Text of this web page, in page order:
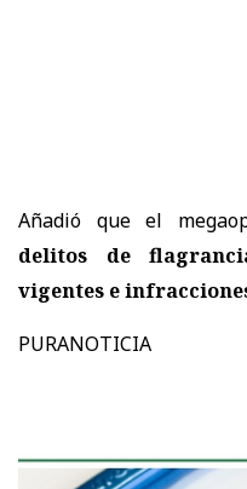
Añadió que el
delitos de
vigentes e
PURANOTICIA